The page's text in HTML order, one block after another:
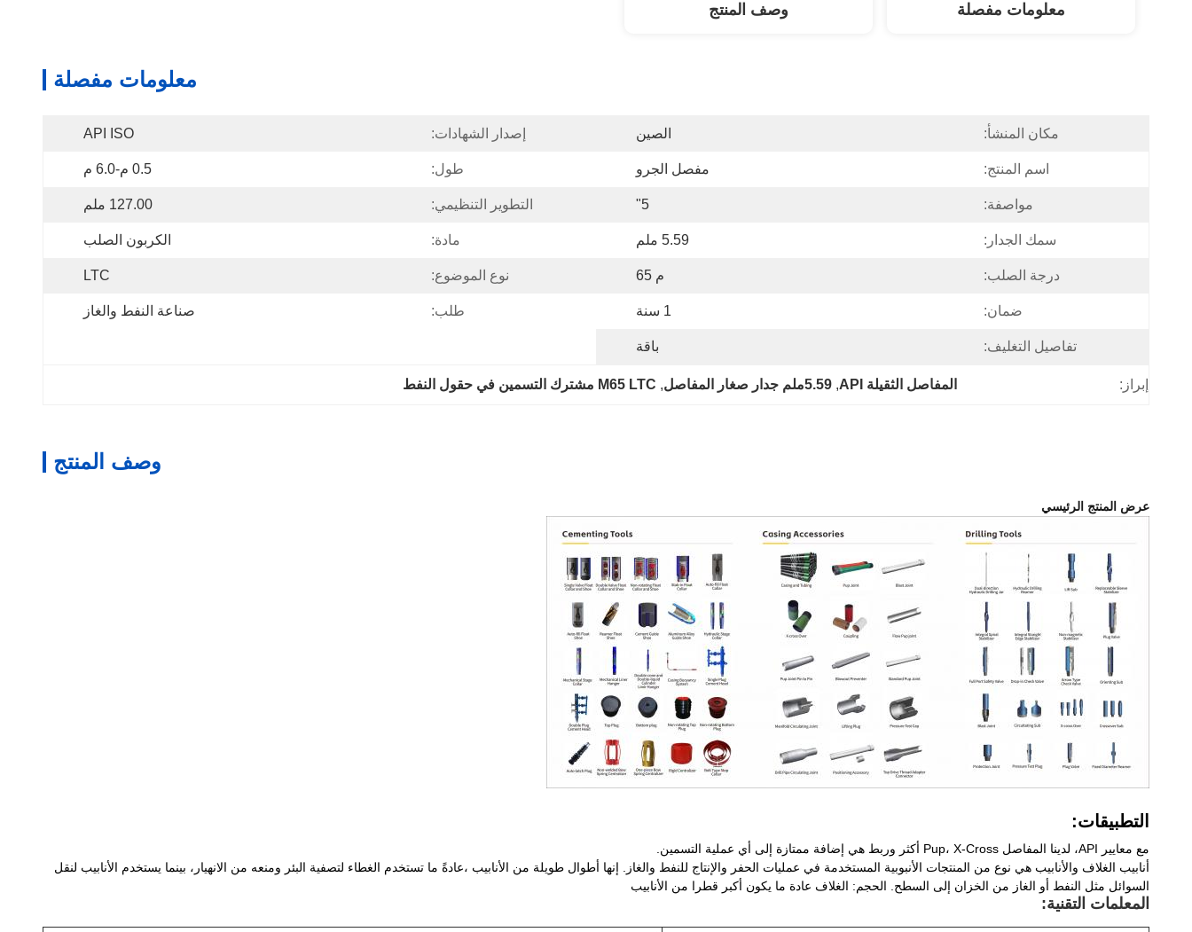
معلومات مفصلة وصف المنتج
معلومات مفصلة
مكان المنشأ: الصين إصدار الشهادات: API ISO
اسم المنتج: مفصل الجرو طول: 0.5 م-6.0 م
مواصفة: 5" التطوير التنظيمي: 127.00 ملم
سمك الجدار: 5.59 ملم مادة: الكربون الصلب
درجة الصلب: م 65 نوع الموضوع: LTC
ضمان: 1 سنة طلب: صناعة النفط والغاز
تفاصيل التغليف: باقة
إبراز: المفاصل الثقيلة API , 5.59ملم جدار صغار المفاصل , M65 LTC مشترك التسمين في حقول النفط
وصف المنتج
عرض المنتج الرئيسي
التطبيقات:
مع معايير API، لدينا المفاصل Pup، X-Cross أكثر وربط هي إضافة ممتازة إلى أي عملية التسمين.
أنابيب الغلاف والأنابيب هي نوع من المنتجات الأنبوبية المستخدمة في عمليات الحفر والإنتاج للنفط والغاز. إنها أطوال طويلة من الأنابيب ،عادةً ما تستخدم الغطاء لتصفية البئر ومنعه من الانهيار، بينما يستخدم الأنابيب لنقل
السوائل مثل النفط أو الغاز من الخزان إلى السطح. الحجم: الغلاف عادة ما يكون أكبر قطرا من الأنابيب
المعلمات التقنية: